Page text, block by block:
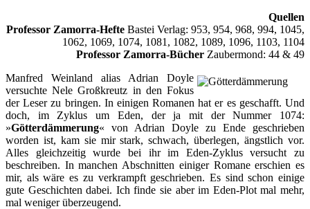
Quellen
Professor Zamorra-Hefte Bastei Verlag: 953, 954, 968, 994, 1045,
1062, 1069, 1074, 1081, 1082, 1089, 1096, 1103, 1104
Professor Zamorra-Bücher Zaubermond: 44 & 49
Manfred Weinland alias Adrian Doyle
versuchte Nele Großkreutz in den Fokus
der Leser zu bringen. In einigen Romanen hat er es geschafft. Und
doch, im Zyklus um Eden, der ja mit derNummer 1074:
»Götterdämmerung« von Adrian Doyle zu Ende geschrieben
worden ist, kam sie mir stark, schwach, überlegen, ängstlich vor.
Alles gleichzeitig wurde bei ihr im Eden-Zyklus versucht zu
beschreiben. In manchen Abschnitten einiger Romane erschien es
mir, als wäre es zu verkrampft geschrieben. Es sind schon einige
gute Geschichten dabei. Ich finde sie aber im Eden-Plot mal mehr,
mal weniger überzeugend.